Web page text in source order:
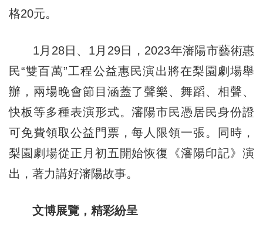
格20元。
1月28日、 1月 29日，2023年瀋陽市藝術惠
民“雙百萬”工程公益惠民演出將在梨園劇場舉
辦，兩場晚會節目涵蓋了聲樂、舞蹈、相聲、
快板等多種表演形式。瀋陽市民憑居民身份證
可免費領取公益門票，每人限領一張。同時，
梨園劇場從正月初五開始恢復《瀋陽印記》演
出，著力講好瀋陽故事。
文博展覽，精彩紛呈